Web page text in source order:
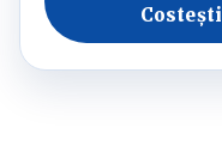
Costești